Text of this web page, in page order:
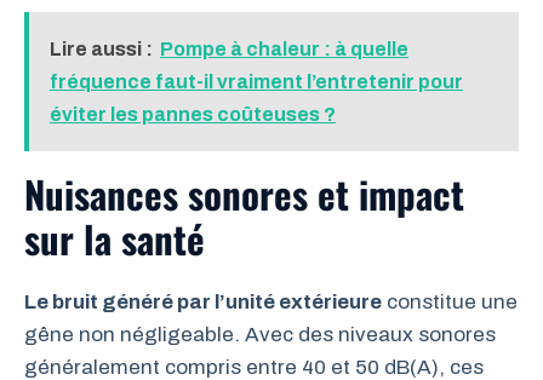
Lire aussi : Pompe à chaleur : à quelle
fréquence faut-il vraiment l’entretenir pour
éviter les pannes coûteuses ?
Nuisances sonores et impact
sur la santé
Le bruit généré par l’unité extérieure constitue une
gêne non négligeable. Avec des niveaux sonores
généralement compris entre 40 et 50 dB(A), ces